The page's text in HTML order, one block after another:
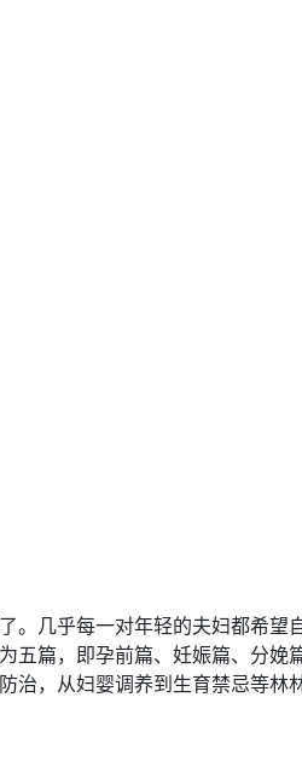
。几乎每一对年轻的夫妇都希望
五篇，即孕前篇、妊娠篇、分娩
治，从妇婴调养到生育禁忌等林